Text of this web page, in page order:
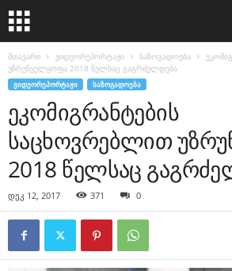
მთავარი ვიდეორეპორტაჟი საზოგადოება
უზრუნველყოფა 2018 წელსაც გაგრძელდება
ᲕᲘᲓᲔᲝᲠᲔᲞᲝᲠᲢᲐᲟᲘ ᲡᲐᲖᲝᲒᲐᲓᲝᲔᲑᲐ
ეკომიგრანტების
საცხოვრებლით
2018 წელსაც
დეკ 12, 2017 371 0